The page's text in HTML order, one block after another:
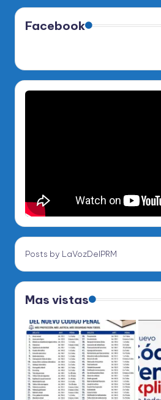
Facebook
Posts by LaVozDelPRM
Mas vistas